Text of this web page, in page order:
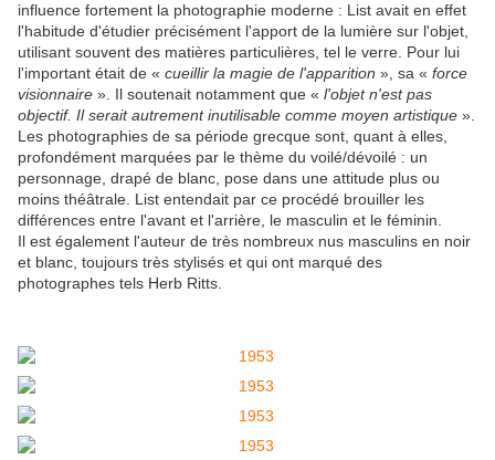
influence fortement la photographie moderne : List avait en effet
l'habitude d'étudier précisément l'apport de la lumière sur l'objet,
utilisant souvent des matières particulières, tel le verre. Pour lui
l'important était de « cueillir la magie de l'apparition », sa « force
visionnaire ». Il soutenait notamment que « l'objet n'est pas
objectif. Il serait autrement inutilisable comme moyen artistique ».
Les photographies de sa période grecque sont, quant à elles,
profondément marquées par le thème du voilé/dévoilé : un
personnage, drapé de blanc, pose dans une attitude plus ou
moins théâtrale. List entendait par ce procédé brouiller les
différences entre l'avant et l'arrière, le masculin et le féminin.
Il est également l'auteur de très nombreux nus masculins en noir
et blanc, toujours très stylisés et qui ont marqué des
photographes tels Herb Ritts.